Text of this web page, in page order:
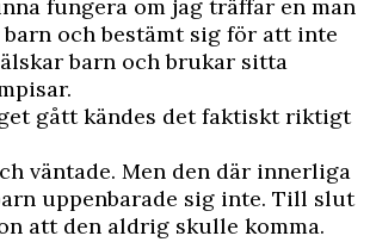
fungera om jag träffar en man
barn och bestämt sig för att inte
barn och brukar sitta
gått kändes det faktiskt riktigt
väntade. Men den där innerliga
uppenbarade sig inte. Till slut
att den aldrig skulle komma.